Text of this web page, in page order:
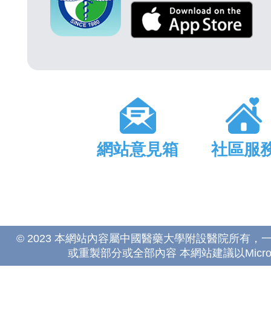
網站意見箱 社區服
© 2023 本網站內容屬中國醫藥大學附設醫院所有，
或重製部分或全部內容 本網站建議以